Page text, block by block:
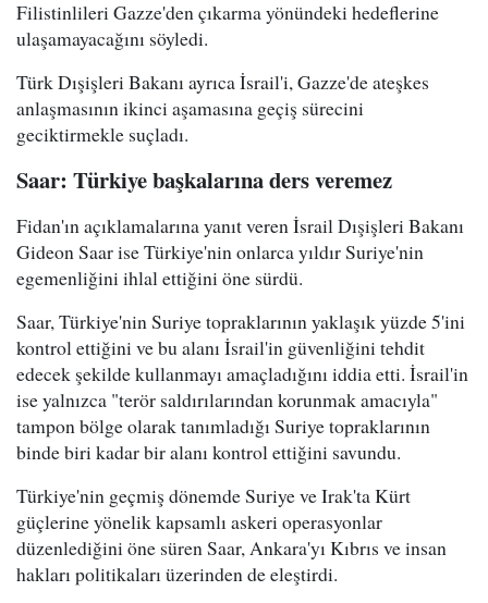
Filistinlileri Gazze'den çıkarma yönündeki hedeflerine
ulaşamayacağını söyledi.
Türk Dışişleri Bakanı ayrıca İsrail'i, Gazze'de ateşkes
anlaşmasının ikinci aşamasına geçiş sürecini
geciktirmekle suçladı.
Saar: Türkiye başkalarına ders veremez
Fidan'ın açıklamalarına yanıt veren İsrail Dışişleri Bakanı
Gideon Saar ise Türkiye'nin onlarca yıldır Suriye'nin
egemenliğini ihlal ettiğini öne sürdü.
Saar, Türkiye'nin Suriye topraklarının yaklaşık yüzde 5'ini
kontrol ettiğini ve bu alanı İsrail'in güvenliğini tehdit
edecek şekilde kullanmayı amaçladığını iddia etti. İsrail'in
ise yalnızca "terör saldırılarından korunmak amacıyla"
tampon bölge olarak tanımladığı Suriye topraklarının
binde biri kadar bir alanı kontrol ettiğini savundu.
Türkiye'nin geçmiş dönemde Suriye ve Irak'ta Kürt
güçlerine yönelik kapsamlı askeri operasyonlar
düzenlediğini öne süren Saar, Ankara'yı Kıbrıs ve insan
hakları politikaları üzerinden de eleştirdi.